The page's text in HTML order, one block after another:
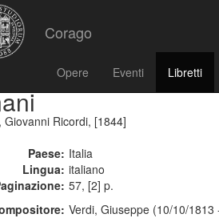
Corago
Opere Eventi Libretti
Giovanni Ricordi, [1844]
Paese: Italia
Lingua: italiano
57, [2] p.
Verdi, Giuseppe (10/10/